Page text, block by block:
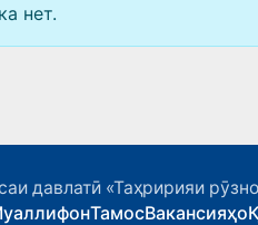
нет.
давлатӣ «Таҳририяи
ТамосВакансияҳо